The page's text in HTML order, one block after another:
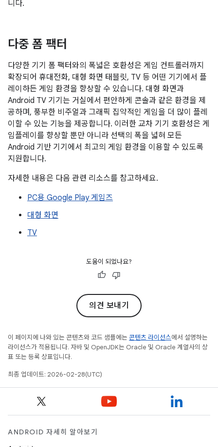
니다.
다중 폼 팩터
다양한 기기 폼 팩터와의 폭넓은 호환성은 게임 컨트롤러까지
확장되어 휴대전화, 대형 화면 태블릿, TV 등 어떤 기기에서 플
레이하든 게임 환경을 향상할 수 있습니다. 대형 화면과
Android TV 기기는 거실에서 편안하게 콘솔과 같은 환경을 제
공하며, 풍부한 비주얼과 그래픽 집약적인 게임을 더 많이 플레
이할 수 있는 기능을 제공합니다. 이러한 교차 기기 호환성은 게
임플레이를 향상할 뿐만 아니라 선택의 폭을 넓혀 모든
Android 기반 기기에서 최고의 게임 환경을 이용할 수 있도록
지원합니다.
자세한 내용은 다음 관련 리소스를 참고하세요.
PC용 Google Play 게임즈
대형 화면
TV
도움이 되었나요?
의견 보내기
이 페이지에 나와 있는 콘텐츠와 코드 샘플에는 콘텐츠 라이선스에서 설명하는
라이선스가 적용됩니다. 자바 및 OpenJDK는 Oracle 및 Oracle 계열사의 상
표 또는 등록 상표입니다.
최종 업데이트: 2026-02-28(UTC)
ANDROID 자세히 알아보기